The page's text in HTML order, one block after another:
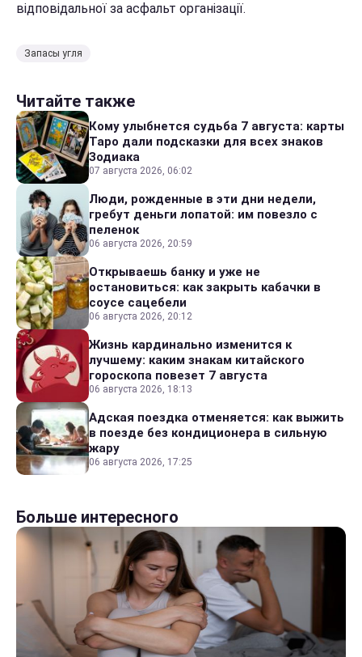
відповідальної за асфальт організації.
Запасы угля
Читайте также
Кому улыбнется судьба 7 августа: карты
Таро дали подсказки для всех знаков
Зодиака
07 августа 2026, 06:02
Люди, рожденные в эти дни недели,
гребут деньги лопатой: им повезло с
пеленок
06 августа 2026, 20:59
Открываешь банку и уже не
остановиться: как закрыть кабачки в
соусе сацебели
06 августа 2026, 20:12
Жизнь кардинально изменится к
лучшему: каким знакам китайского
гороскопа повезет 7 августа
06 августа 2026, 18:13
Адская поездка отменяется: как выжить
в поезде без кондиционера в сильную
жару
06 августа 2026, 17:25
Больше интересного